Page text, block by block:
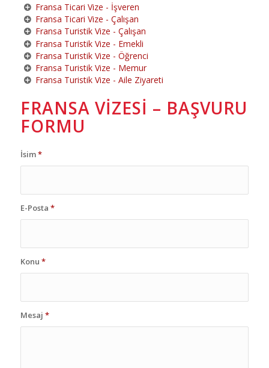
Fransa Ticari Vize - İşveren
Fransa Ticari Vize - Çalışan
Fransa Turistik Vize - Çalışan
Fransa Turistik Vize - Emekli
Fransa Turistik Vize - Öğrenci
Fransa Turistik Vize - Memur
Fransa Turistik Vize - Aile Ziyareti
FRANSA VIZESI – BAŞVURU
FORMU
İsim*
E-Posta *
Konu *
Mesaj *